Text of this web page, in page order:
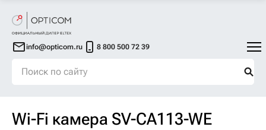
info@opticom.ru 8 800 500 72 39
Wi-Fi камера SV-CA113-WE